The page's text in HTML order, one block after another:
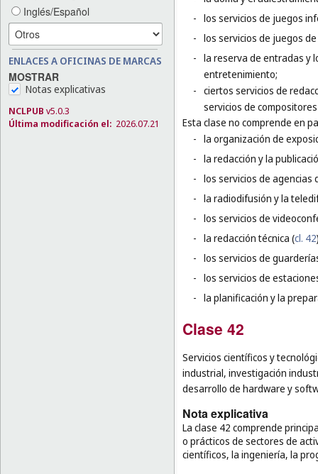
Inglés/Español
ENLACES A OFICINAS DE MARCAS
MOSTRAR
Notas explicativas
NCLPUB v5.0.3
Última modificación el: 2026.07.21
- los servicios de juegos
- los servicios de juegos
- la reserva de entradas y
entretenimiento;
- ciertos servicios de
servicios de
Esta clase no comprende en
- la organización de
- la redacción y la
- los servicios de agencias
- la radiodifusión y la
- los servicios de
- la redacción técnica (cl. 42
- los servicios de
- los servicios de
- la planificación y la
Clase 42
Servicios científicos y
industrial, investigación
desarrollo de hardware y
Nota explicativa
La clase 42 comprende
o prácticos de sectores de
científicos, la ingeniería, la